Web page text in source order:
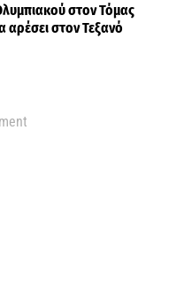
στον Τόμας
αρέσει στον Τεξανό